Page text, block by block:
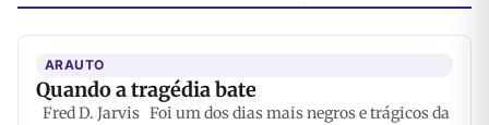
ARAUTO
Quando a tragédia bate
Fred D. Jarvis Foi um dos dias mais negros e trágicos da